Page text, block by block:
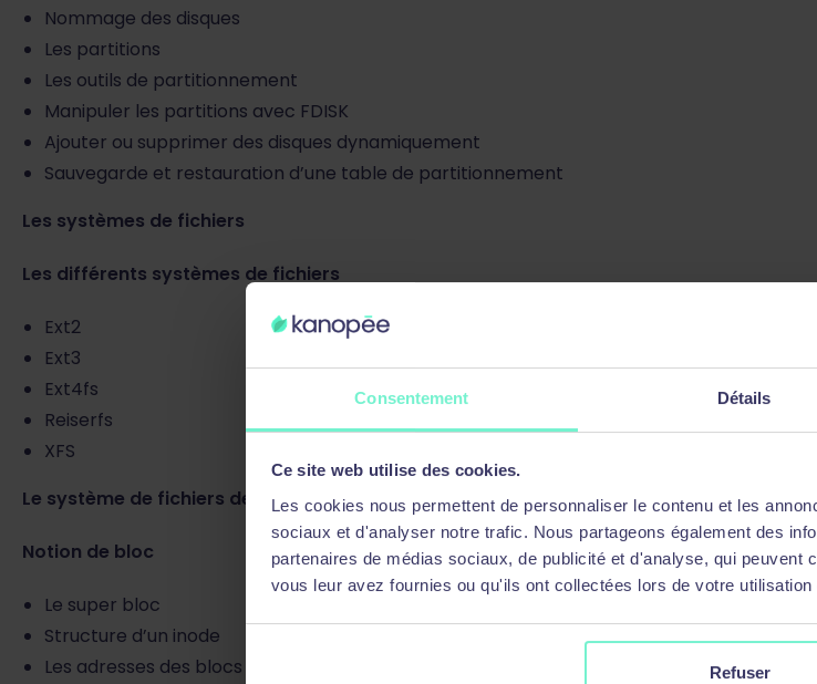
Consentement Détails
Ce site web utilise des cookies.
Les cookies nous permettent de personnaliser le contenu et les
sociaux et d'analyser notre trafic. Nous partageons également des
partenaires de médias sociaux, de publicité et d'analyse, qui
vous leur avez fournies ou qu'ils ont collectées lors de votre
Refuser
Nommage des disques
Les partitions
Les outils de partitionnement
Manipuler les partitions avec FDISK
Ajouter ou supprimer des disques dynamiquement
Sauvegarde et restauration d’une table de partitionnement
Les systèmes de fichiers
Les différents systèmes de fichiers
Ext2
Ext3
Ext4fs
Reiserfs
XFS
Le système de fichiers de linux : ext2fs
Notion de bloc
Le super bloc
Structure d’un inode
Les adresses des blocs de données